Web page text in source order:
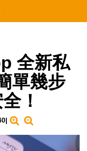
全新私
單幾步
！
|